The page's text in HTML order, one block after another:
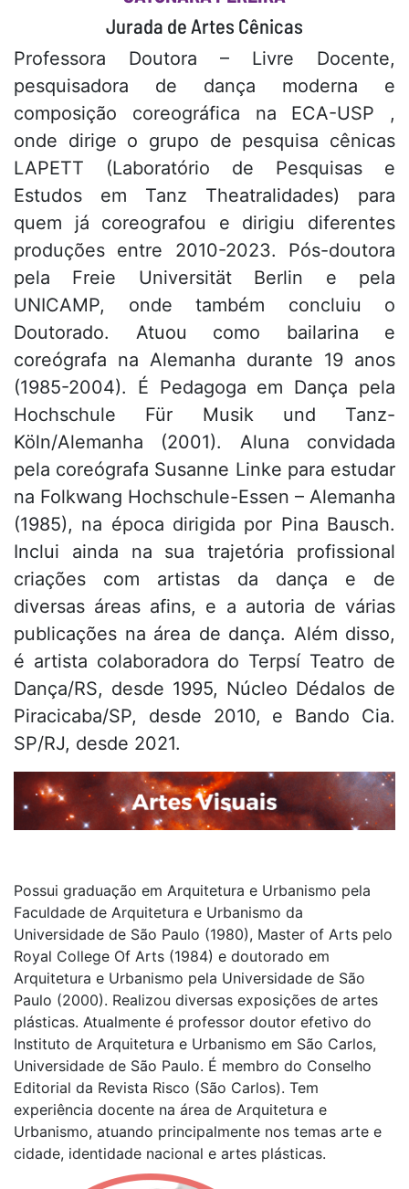
Jurada de Artes Cênicas
Professora Doutora – Livre Docente,
pesquisadora de dança moderna e
composição coreográfica na ECA-USP ,
onde dirige o grupo de pesquisa cênicas
LAPETT (Laboratório de Pesquisas e
Estudos em Tanz Theatralidades) para
quem já coreografou e dirigiu diferentes
produções entre 2010-2023. Pós-doutora
pela Freie Universität Berlin e pela
UNICAMP, onde também concluiu o
Doutorado. Atuou como bailarina e
coreógrafa na Alemanha durante 19 anos
(1985-2004). É Pedagoga em Dança pela
Hochschule Für Musik und Tanz-
Köln/Alemanha (2001). Aluna convidada
pela coreógrafa Susanne Linke para estudar
na Folkwang Hochschule-Essen – Alemanha
(1985), na época dirigida por Pina Bausch.
Inclui ainda na sua trajetória profissional
criações com artistas da dança e de
diversas áreas afins, e a autoria de várias
publicações na área de dança. Além disso,
é artista colaboradora do Terpsí Teatro de
Dança/RS, desde 1995, Núcleo Dédalos de
Piracicaba/SP, desde 2010, e Bando Cia.
SP/RJ, desde 2021.
Possui graduação em Arquitetura e Urbanismo pela
Faculdade de Arquitetura e Urbanismo da
Universidade de São Paulo (1980), Master of Arts pelo
Royal College Of Arts (1984) e doutorado em
Arquitetura e Urbanismo pela Universidade de São
Paulo (2000). Realizou diversas exposições de artes
plásticas. Atualmente é professor doutor efetivo do
Instituto de Arquitetura e Urbanismo em São Carlos,
Universidade de São Paulo. É membro do Conselho
Editorial da Revista Risco (São Carlos). Tem
experiência docente na área de Arquitetura e
Urbanismo, atuando principalmente nos temas arte e
cidade, identidade nacional e artes plásticas.